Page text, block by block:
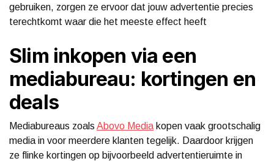
gebruiken, zorgen ze ervoor dat jouw advertentie precies
terechtkomt waar die het meeste effect heeft
Slim inkopen via een
mediabureau: kortingen en
deals
Mediabureaus zoals Abovo Media kopen vaak grootschalig
media in voor meerdere klanten tegelijk. Daardoor krijgen
ze flinke kortingen op bijvoorbeeld advertentieruimte in